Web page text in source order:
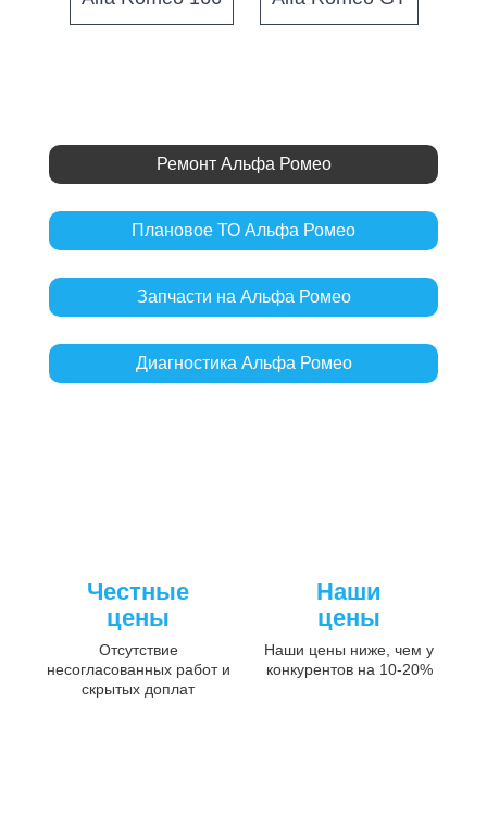
Ремонт Альфа Ромео
Плановое ТО Альфа Ромео
Запчасти на Альфа Ромео
Диагностика Альфа Ромео
Честные
цены
Отсутствие
несогласованных работ и
скрытых доплат
Наши
цены
Наши цены ниже, чем у
конкурентов на 10-20%